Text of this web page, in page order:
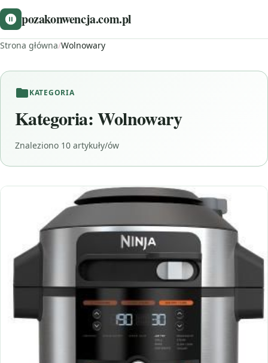
pozakonwencja.com.pl
Strona główna/Wolnowary
KATEGORIA
Kategoria:Wolnowary
Znaleziono 10 artykuły/ów